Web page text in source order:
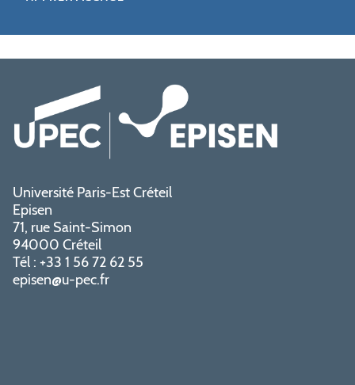
Université Paris-Est Créteil
Episen
71, rue Saint-Simon
94000 Créteil
Tél : +33 1 56 72 62 55
episen@u-pec.fr